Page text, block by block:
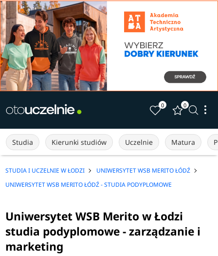
0 0
Studia Kierunki studiów Uczelnie Matura
STUDIA I UCZELNIE W ŁODZI
UNIWERSYTET WSB MERITO ŁÓDŹ
UNIWERSYTET WSB MERITO ŁÓDŹ - STUDIA PODYPLOMOWE
Uniwersytet WSB Merito w Łodzi
studia podyplomowe - zarządzanie i
marketing